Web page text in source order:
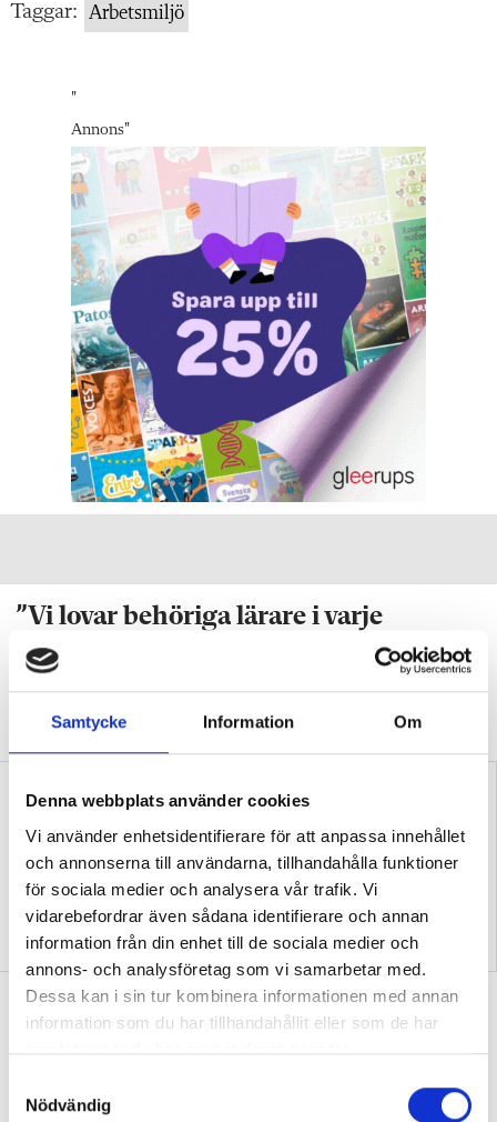
Samtycke Information Om
Denna webbplats använder cookies
Vi använder enhetsidentifierare för att anpassa innehållet
och annonserna till användarna, tillhandahålla funktioner
för sociala medier och analysera vår trafik. Vi
vidarebefordrar även sådana identifierare och annan
information från din enhet till de sociala medier och
annons- och analysföretag som vi samarbetar med.
Dessa kan i sin tur kombinera informationen med annan
information som du har tillhandahållit eller som de har
samlat in när du har använt deras tjänster.
Nödvändig
Taggar: Arbetsmiljö
"
Annons"
”Vi lovar behöriga lärare i varje
klassrum”
”Så bryter vi hatpratets
pyramid i skolan”
”Hur skolan fungerar blir
tydligt i trappan”
”Vad ska vår tid räcka till på
förskolan?”
damma, snygga upp i hallen, svara i telefon